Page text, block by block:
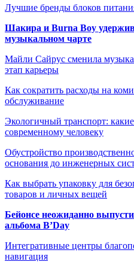
Лучшие бренды блоков
Шакира и Burna Boy
музыкальном чарте
Майли Сайрус сменила
этап карьеры
Как сократить расходы на
обслуживание
Экологичный транспорт:
современному человеку
Обустройство
основания до инженерных
Как выбрать упаковку для
товаров и личных вещей
Бейонсе неожиданно
альбома B’Day
Интегративные центры
навигация